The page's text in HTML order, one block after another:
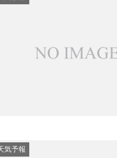
気予報